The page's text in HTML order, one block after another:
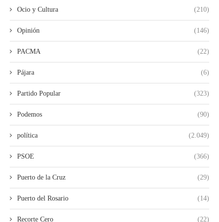
Ocio y Cultura (210)
Opinión (146)
PACMA (22)
Pájara (6)
Partido Popular (323)
Podemos (90)
política (2.049)
PSOE (366)
Puerto de la Cruz (29)
Puerto del Rosario (14)
Recorte Cero (22)